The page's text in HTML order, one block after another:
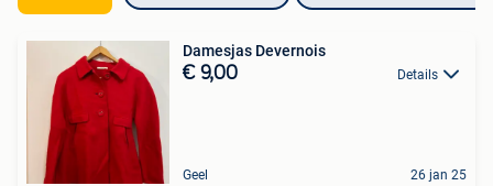
Damesjas Devernois
€ 9,00 Details
Geel 26 jan 25